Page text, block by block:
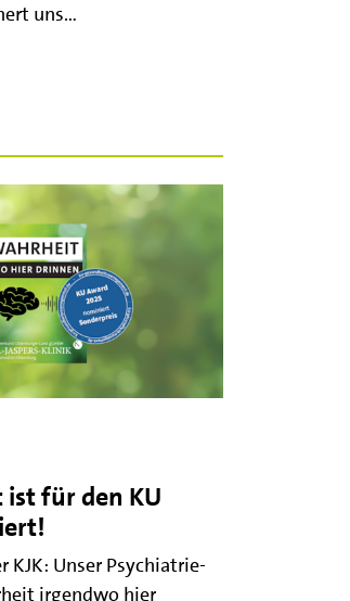
uns…
ist für den KU
KJK: Unser Psychiatrie-
irgendwo hier